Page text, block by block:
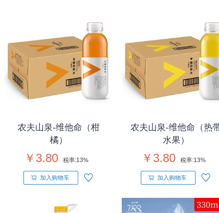
农夫山泉-维他命（柑
橘）
￥3.80 税率:13%
加入购物车
农夫山泉-维他命（热
水果）
￥3.80 税率:13%
加入购物车